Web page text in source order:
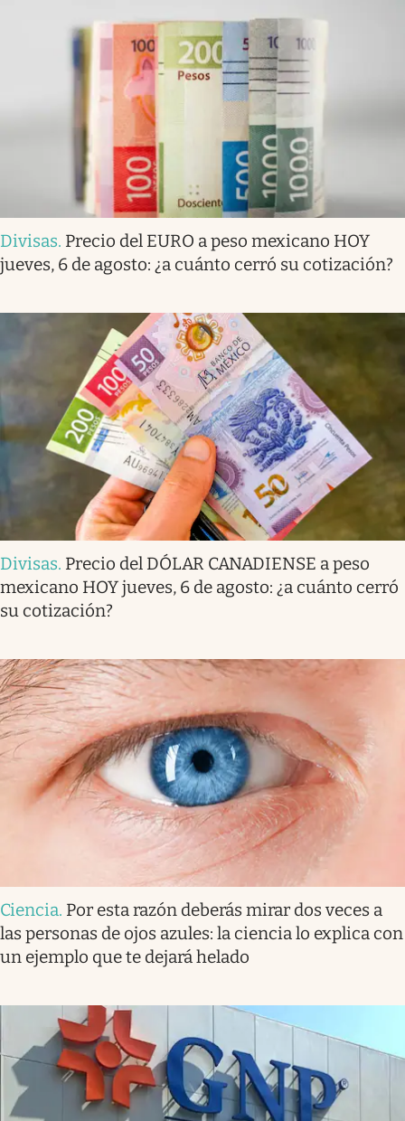
Divisas. Precio del EURO a peso mexicano HOY
jueves, 6 de agosto: ¿a cuánto cerró su cotización?
Divisas. Precio del DÓLAR CANADIENSE a peso
mexicano HOY jueves, 6 de agosto: ¿a cuánto cerró
su cotización?
Ciencia. Por esta razón deberás mirar dos veces a
las personas de ojos azules: la ciencia lo explica con
un ejemplo que te dejará helado